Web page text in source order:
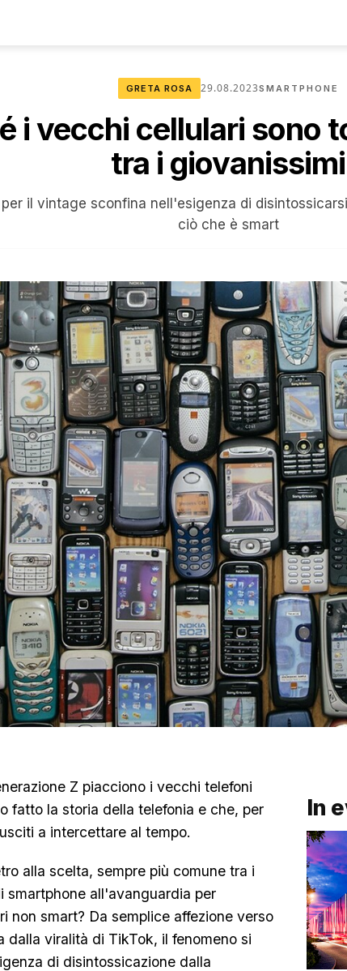
GRETA ROSA 29.08.2023SMARTPHONE
i vecchi cellulari sono
tra i giovanissimi
per il vintage sconfina nell'esigenza di
ciò che è smart
Z piacciono i vecchi telefoni
fatto la storia della telefonia e che, per
a intercettare al tempo.
alla scelta, sempre più comune tra i
smartphone all'avanguardia per
non smart? Da semplice affezione verso
viralità di TikTok, il fenomeno si
di disintossicazione dalla
In